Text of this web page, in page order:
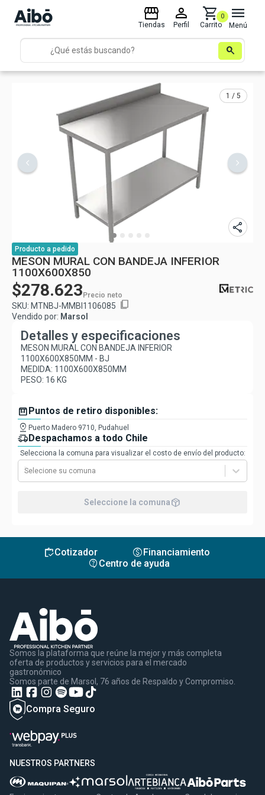
search
storefront
Tiendas
person
Perfil
shopping_cart
Carrito
0 menu
Menú
1 / 5
share
Producto a pedido
MESON MURAL CON BANDEJA INFERIOR
1100X600X850
$278.623 Precio neto
SKU: MTNBJ-MMBI1106085 content_copy
Vendido por: Marsol
Detalles y especificaciones
MESON MURAL CON BANDEJA INFERIOR
1100X600X850MM - BJ
MEDIDA: 1100X600X850MM
PESO: 16 KG
boxPuntos de retiro disponibles:
pin_drop Puerto Madero 9710, Pudahuel
delivery_truck_speedDespachamos a todo Chile
Selecciona la comuna para visualizar el costo de envío del producto:
Selecione su comuna
Seleccione la comunapackage_2
inventoryCotizador monetization_onFinanciamiento
contact_support Centro de ayuda
Somos la plataforma que reúne la mejor y más completa
oferta de productos y servicios para el mercado
gastronómico
Somos parte de Marsol, 76 años de Respaldo y Compromiso.
Compra Seguro
NUESTROS PARTNERS